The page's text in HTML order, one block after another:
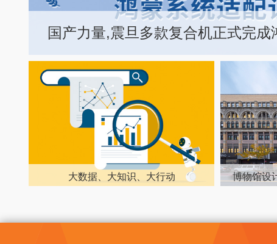
国产力量,震旦多款复合机正式完成
大数据、大知识、大行动